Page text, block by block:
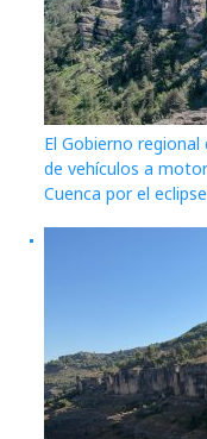
El Gobierno
de vehículos a
Cuenca por el eclipse